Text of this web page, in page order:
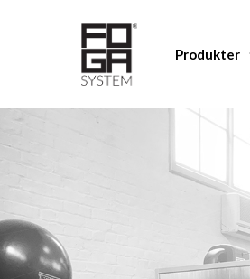
Produkter